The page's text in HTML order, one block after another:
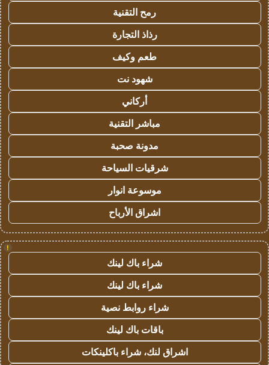
رمح التقنية
رذاذ التجارة
طعم وكيف
شهود نت
أركاني
مباشر التقنية
مدونة صحبة
شرقيات السياحة
موسوعة انوار
اشراق الأرباح
!
شراء باك لينك
شراء باك لينك
شراء روابط نصية
باقات باك لينك
اشراق لنك، شراء باكلينكات